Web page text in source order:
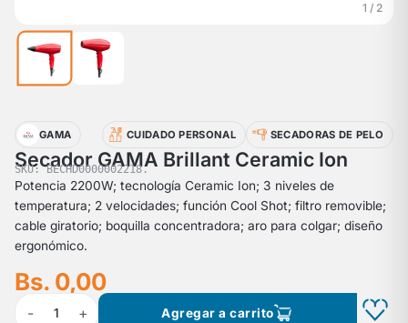
1 / 2
GAMA CUIDADO PERSONAL SECADORAS DE PELO
Secador GAMA Brillant Ceramic Ion
SKU: BECHD0000002218.
Potencia 2200W; tecnología Ceramic Ion; 3 niveles de
temperatura; 2 velocidades; función Cool Shot; filtro removible;
cable giratorio; boquilla concentradora; aro para colgar; diseño
ergonómico.
Bs. 0,00
- 1 + Agregar a carrito